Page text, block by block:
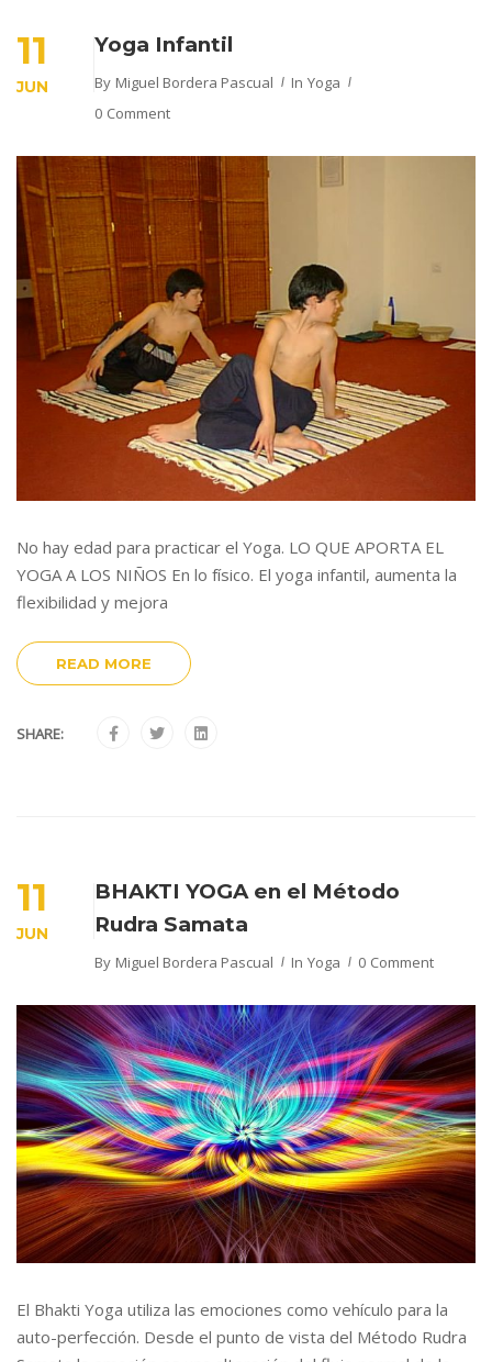
11
JUN
Yoga Infantil
By Miguel Bordera Pascual In Yoga
0 Comment
No hay edad para practicar el Yoga. LO QUE APORTA EL
YOGA A LOS NIÑOS En lo físico. El yoga infantil, aumenta la
flexibilidad y mejora
READ MORE
SHARE:
11
JUN
BHAKTI YOGA en el Método
Rudra Samata
By Miguel Bordera Pascual In Yoga 0 Comment
El Bhakti Yoga utiliza las emociones como vehículo para la
auto-perfección. Desde el punto de vista del Método Rudra